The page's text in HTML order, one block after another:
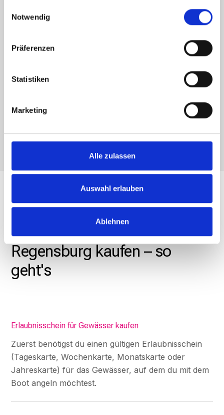
Notwendig
Präferenzen
Statistiken
Marketing
Alle zulassen
Auswahl erlauben
Ablehnen
ERLAUBTE TECHNIKEN
Spinnangeln
WORAN MUSS ICH DENKEN?
Bootserlaubnis Donau
Regensburg kaufen – so
geht's
Erlaubnisschein für Gewässer kaufen
Zuerst benötigst du einen gültigen Erlaubnisschein
(Tageskarte, Wochenkarte, Monatskarte oder
Jahreskarte) für das Gewässer, auf dem du mit dem
Boot angeln möchtest.